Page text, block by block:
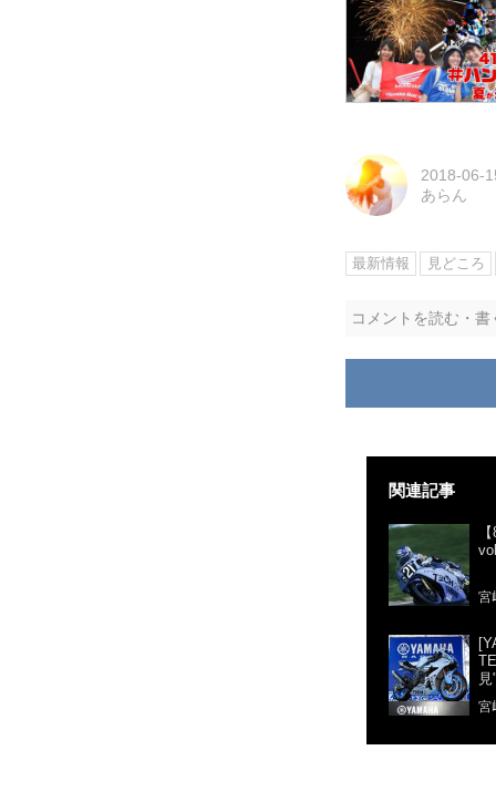
2018-06-
あらん
最新情報 見どころ
コメントを読む・書
関連記事
宮
宮